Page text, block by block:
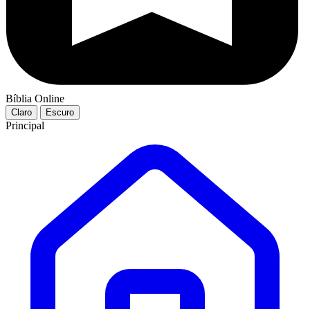
Bíblia Online
Claro Escuro
Principal